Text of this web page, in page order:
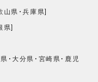
山県 ･兵庫県]
県]
･大分県 ･ 宮崎県 ･ 鹿児